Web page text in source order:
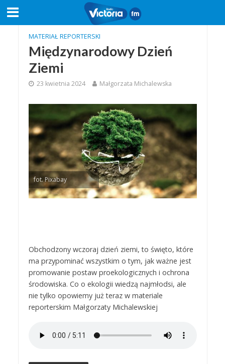
MATERIAŁ REPORTERSKI
Międzynarodowy Dzień
Ziemi
23 kwietnia 2024 Małgorzata Michalewska
fot. Pixabay
Obchodzony wczoraj dzień ziemi, to święto, które
ma przypominać wszystkim o tym, jak ważne jest
promowanie postaw proekologicznych i ochrona
środowiska. Co o ekologii wiedzą najmłodsi, ale
nie tylko opowiemy już teraz w materiale
reporterskim Małgorzaty Michalewskiej